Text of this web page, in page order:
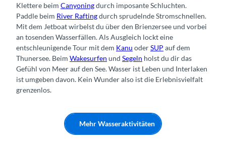
Klettere beim Canyoningdurch imposante Schluchten.
Paddle beim River Raftingdurch sprudelnde Stromschnellen.
Mit dem Jetboat wirbelst du über den Brienzersee und vorbei
an tosenden Wasserfällen. Als Ausgleich lockt eine
entschleunigende Tour mit dem Kanu oderSUP auf dem
Thunersee. Beim Wakesurfen und Segeln holst du dir das
Gefühl von Meer auf den See. Wasser ist Leben und Interlaken
ist umgeben davon. Kein Wunder also ist die Erlebnisvielfalt
grenzenlos.
Mehr Wasseraktivitäten